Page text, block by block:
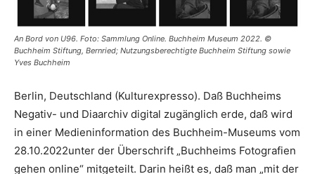
An Bord von U96. Foto: Sammlung Online. Buchheim Museum 2022. ©
Buchheim Stiftung, Bernried; Nutzungsberechtigte Buchheim Stiftung sowie
Yves Buchheim
Berlin, Deutschland (Kulturexpresso). Daß Buchheims
Negativ- und Diaarchiv digital zugänglich erde, daß wird
in einer Medieninformation des Buchheim-Museums vom
28.10.2022unter der Überschrift „Buchheims Fotografien
gehen online“ mitgeteilt. Darin heißt es, daß man „mit der